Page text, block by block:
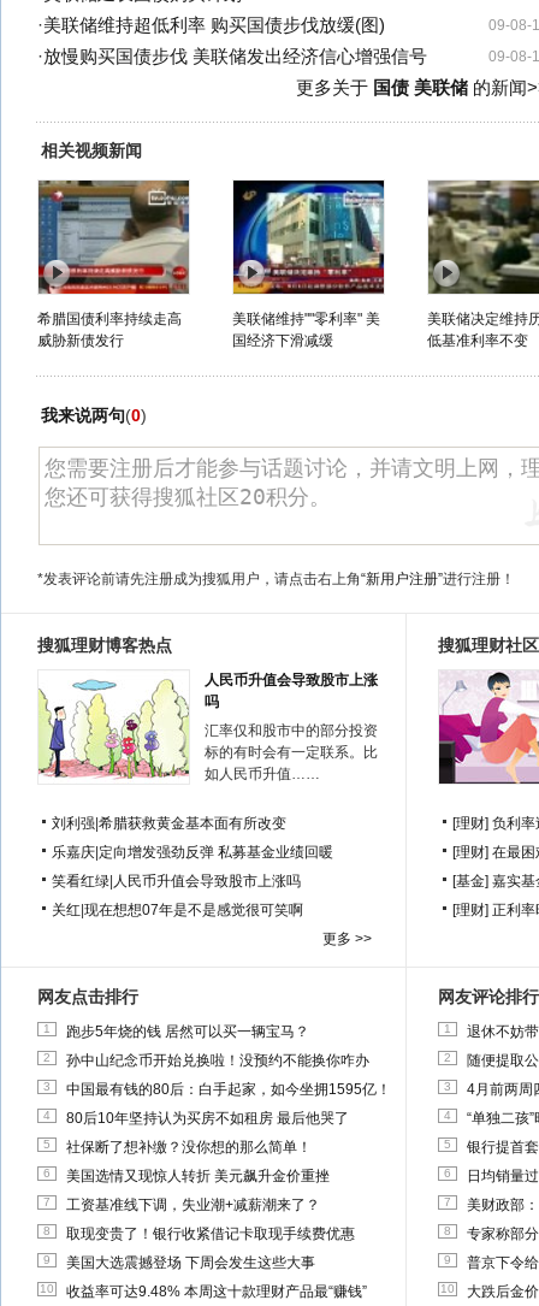
09-08-
·美联储维持超低利率 购买国债步伐放缓(图)
09-08-
·放慢购买国债步伐 美联储发出经济信心增强信号
更多关于 国债 美联储的新闻
相关视频新闻
希腊国债利率持续走高
威胁新债发行
美联储维持""零利率" 美
国经济下滑减缓
美联储决定维持
低基准利率不变
我来说两句(0)
*发表评论前请先注册成为搜狐用户，请点击右上角“新用户注册”进行注册！
搜狐理财博客热点
人民币升值会导致股市上涨
吗
汇率仅和股市中的部分投资
标的有时会有一定联系。比
如人民币升值……
刘利强 希腊获救黄金基本面有所改变
乐嘉庆 定向增发强劲反弹 私募基金业绩回暖
笑看红绿 人民币升值会导致股市上涨吗
关红 现在想想07年是不是感觉很可笑啊
更多 >>
搜狐理财社
[理财] 负利率
[理财] 在最困
[基金] 嘉实基
[理财] 正利率
网友点击排行
1 跑步5年烧的钱 居然可以买一辆宝马？
2 孙中山纪念币开始兑换啦！没预约不能换你咋办
3 中国最有钱的80后：白手起家，如今坐拥1595亿！
4 80后10年坚持认为买房不如租房 最后他哭了
5 社保断了想补缴？没你想的那么简单！
6 美国选情又现惊人转折 美元飙升金价重挫
7 工资基准线下调，失业潮+减薪潮来了？
8 取现变贵了！银行收紧借记卡取现手续费优惠
9 美国大选震撼登场 下周会发生这些大事
10 收益率可达9.48% 本周这十款理财产品最“赚钱”
网友评论排行
1 退休不妨
2 随便提取
3 4月前两周
4 “单独二孩
5 银行提首
6 日均销量
7 美财政部
8 专家称部
9 普京下令
10 大跌后金